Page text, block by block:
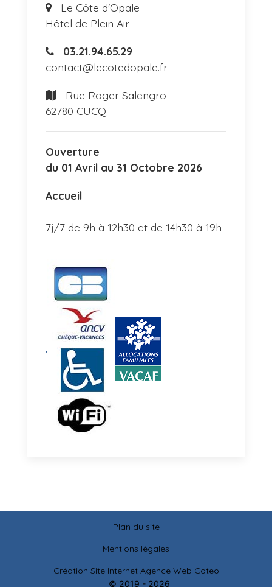
Le Côte d'Opale
Hôtel de Plein Air
03.21.94.65.29
contact@lecotedopale.fr
Rue Roger Salengro
62780 CUCQ
Ouverture
du 01 Avril au 31 Octobre 2026
Accueil
7j/7 de 9h à 12h30 et de 14h30 à 19h
.
Plan du site
Mentions légales
Création Site Internet Agence Web Coteo
© 2019 - 2026